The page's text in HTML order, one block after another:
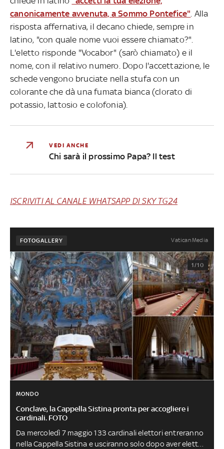
canonicamente avvenuta, a Sommo Pontefice" . Alla
risposta affernativa, il decano chiede, sempre in
latino, "con quale nome vuoi essere chiamato?".
L'eletto risponde "Vocabor" (sarò chiamato) e il
nome, con il relativo numero. Dopo l'accettazione, le
schede vengono bruciate nella stufa con un
colorante che dà una fumata bianca (clorato di
potassio, lattosio e colofonia).
VEDI ANCHE
Chi sarà il prossimo Papa? Il test
ISCRIVITI AL CANALE WHATSAPP DI SKY TG24
FOTOGALLERY Vatican Media
1/10
MONDO
Conclave, la Cappella Sistina pronta per accogliere i
cardinali. FOTO
Da mercoledì 7 maggio 133 cardinali elettori entreranno
nella Cappella Sistina e usciranno solo dopo aver eletto il